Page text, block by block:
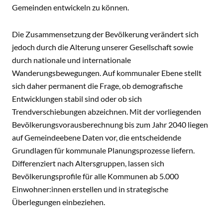
Gemeinden entwickeln zu können.
Die Zusammensetzung der Bevölkerung verändert sich
jedoch durch die Alterung unserer Gesellschaft sowie
durch nationale und internationale
Wanderungsbewegungen. Auf kommunaler Ebene stellt
sich daher permanent die Frage, ob demografische
Entwicklungen stabil sind oder ob sich
Trendverschiebungen abzeichnen. Mit der vorliegenden
Bevölkerungsvorausberechnung bis zum Jahr 2040 liegen
auf Gemeindeebene Daten vor, die entscheidende
Grundlagen für kommunale Planungsprozesse liefern.
Differenziert nach Altersgruppen, lassen sich
Bevölkerungsprofile für alle Kommunen ab 5.000
Einwohner:innen erstellen und in strategische
Überlegungen einbeziehen.